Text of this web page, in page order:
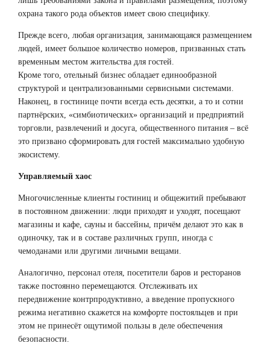
охрана такого рода объектов имеет свою специфику.
Прежде всего, любая организация, занимающаяся размещением
людей, имеет большое количество номеров, призванных стать
временным местом жительства для гостей.
Кроме того, отельный бизнес обладает единообразной
структурой и централизованными сервисными системами.
Наконец, в гостинице почти всегда есть десятки, а то и сотни
партнёрских, «симбиотических» организаций и предприятий
торговли, развлечений и досуга, общественного питания – всё
это призвано сформировать для гостей максимально удобную
экосистему.
Управляемый хаос
Многочисленные клиенты гостиниц и общежитий пребывают
в постоянном движении: люди приходят и уходят, посещают
магазины и кафе, сауны и бассейны, причём делают это как в
одиночку, так и в составе различных групп, иногда с
чемоданами или другими личными вещами.
Аналогично, персонал отеля, посетители баров и ресторанов
также постоянно перемещаются. Отслеживать их
передвижение контрпродуктивно, а введение пропускного
режима негативно скажется на комфорте постояльцев и при
этом не принесёт ощутимой пользы в деле обеспечения
безопасности.